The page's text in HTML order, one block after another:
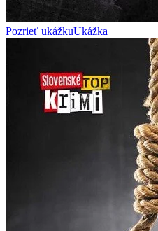
Pozrieť ukážkuUkážka